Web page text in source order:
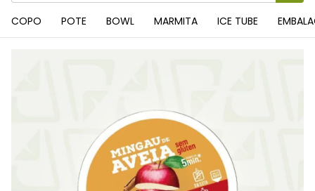
COPO POTE BOWL MARMITA ICE TUBE